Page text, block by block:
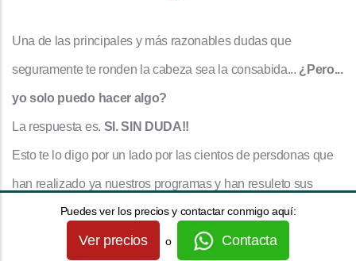
Una de las principales y más razonables dudas que
seguramente te ronden la cabeza sea la consabida... ¿Pero...
yo solo puedo hacer algo?
La respuesta es. SI. SIN DUDA!!
Esto te lo digo por un lado por las cientos de persdonas que
han realizado ya nuestros programas y han resuleto sus
dolencias (incluso las muy complejas y arraigadas) con
Puedes ver los precios y contactar conmigo aquí:
Ver precios o Contacta